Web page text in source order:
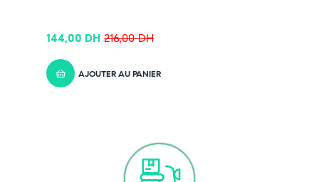
216,00DH
144,00 DH
AJOUTER AU PANIER